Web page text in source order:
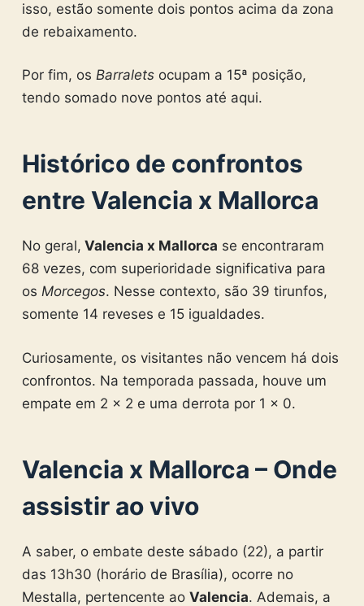
isso, estão somente dois pontos acima da zona
de rebaixamento.
Por fim, os Barraletsocupam a 15ª posição,
tendo somado nove pontos até aqui.
Histórico de confrontos
entre Valencia x Mallorca
No geral, Valencia x Mallorca se encontraram
68 vezes, com superioridade significativa para
os Morcegos. Nesse contexto, são 39 tirunfos,
somente 14 reveses e 15 igualdades.
Curiosamente, os visitantes não vencem há dois
confrontos. Na temporada passada, houve um
empate em 2 x 2 e uma derrota por 1 x 0.
Valencia x Mallorca – Onde
assistir ao vivo
A saber, o embate deste sábado (22), a partir
das 13h30 (horário de Brasília), ocorre no
Mestalla, pertencente ao Valencia. Ademais, a